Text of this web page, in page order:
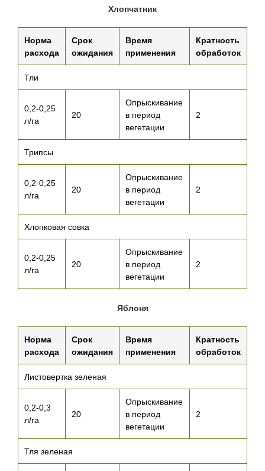
Хлопчатник
Норма
расхода
Срок
ожидания
Время
применения
Кратность
обработок
Тли
0,2-0,25
л/га
20
Опрыскивание
в период
вегетации
2
Трипсы
0,2-0,25
л/га
20
Опрыскивание
в период
вегетации
2
Хлопковая совка
0,2-0,25
л/га
20
Опрыскивание
в период
вегетации
2
Яблоня
Норма
расхода
Срок
ожидания
Время
применения
Кратность
обработок
Листовертка зеленая
0,2-0,3
л/га
20
Опрыскивание
в период
вегетации
2
Тля зеленая